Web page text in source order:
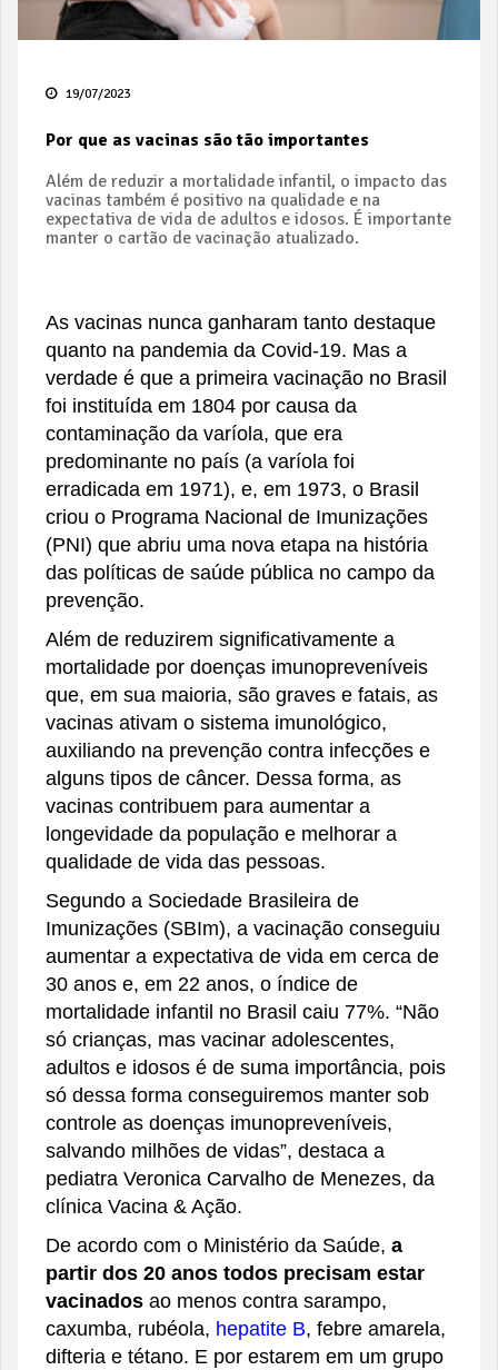
19/07/2023
Por que as vacinas são tão importantes
Além de reduzir a mortalidade infantil, o impacto das
vacinas também é positivo na qualidade e na
expectativa de vida de adultos e idosos. É importante
manter o cartão de vacinação atualizado.
As vacinas nunca ganharam tanto destaque
quanto na pandemia da Covid-19. Mas a
verdade é que a primeira vacinação no Brasil
foi instituída em 1804 por causa da
contaminação da varíola, que era
predominante no país (a varíola foi
erradicada em 1971), e, em 1973, o Brasil
criou o Programa Nacional de Imunizações
(PNI) que abriu uma nova etapa na história
das políticas de saúde pública no campo da
prevenção.
Além de reduzirem significativamente a
mortalidade por doenças imunopreveníveis
que, em sua maioria, são graves e fatais, as
vacinas ativam o sistema imunológico,
auxiliando na prevenção contra infecções e
alguns tipos de câncer. Dessa forma, as
vacinas contribuem para aumentar a
longevidade da população e melhorar a
qualidade de vida das pessoas.
Segundo a Sociedade Brasileira de
Imunizações (SBIm), a vacinação conseguiu
aumentar a expectativa de vida em cerca de
30 anos e, em 22 anos, o índice de
mortalidade infantil no Brasil caiu 77%. “Não
só crianças, mas vacinar adolescentes,
adultos e idosos é de suma importância, pois
só dessa forma conseguiremos manter sob
controle as doenças imunopreveníveis,
salvando milhões de vidas”, destaca a
pediatra Veronica Carvalho de Menezes, da
clínica Vacina & Ação.
De acordo com o Ministério da Saúde, a
partir dos 20 anos todos precisam estar
vacinados ao menos contra sarampo,
caxumba, rubéola, hepatite B, febre amarela,
difteria e tétano. E por estarem em um grupo